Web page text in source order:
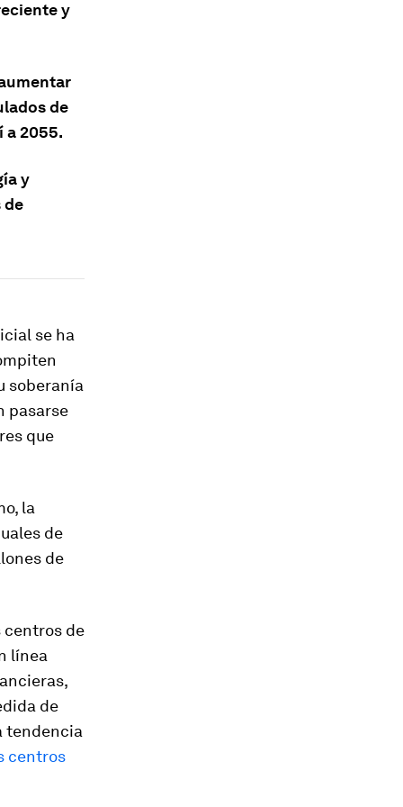
y
de
a 2055.
y
de
se ha
soberanía
pasarse
que
la
de
de
centros de
línea
de
tendencia
centros